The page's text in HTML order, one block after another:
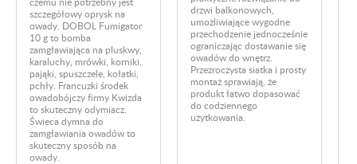
szczegółowy oprysk na
owady. DOBOL Fumigator
10 g to bomba
zamgławiająca na pluskwy,
karaluchy, mrówki, korniki,
pająki, spuszczele, kołatki,
pchły. Francuzki środek
owadobójczy firmy Kwizda
to skuteczny odymiacz.
Świeca dymna do
zamgławiania owadów to
skuteczny sposób na
owady.
drzwi balkonowych,
umożliwiające wygodne
przechodzenie jednocześnie
ograniczając dostawanie się
owadów do wnętrz.
Przezroczysta siatka i prosty
montaż sprawiają, że
produkt łatwo dopasować
do codziennego
użytkowania.